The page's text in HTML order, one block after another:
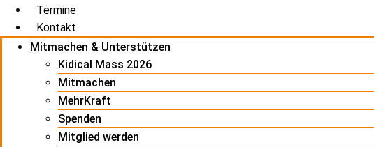
Termine
Kontakt
Mitmachen & Unterstützen
Kidical Mass 2026
Mitmachen
MehrKraft
Spenden
Mitglied werden